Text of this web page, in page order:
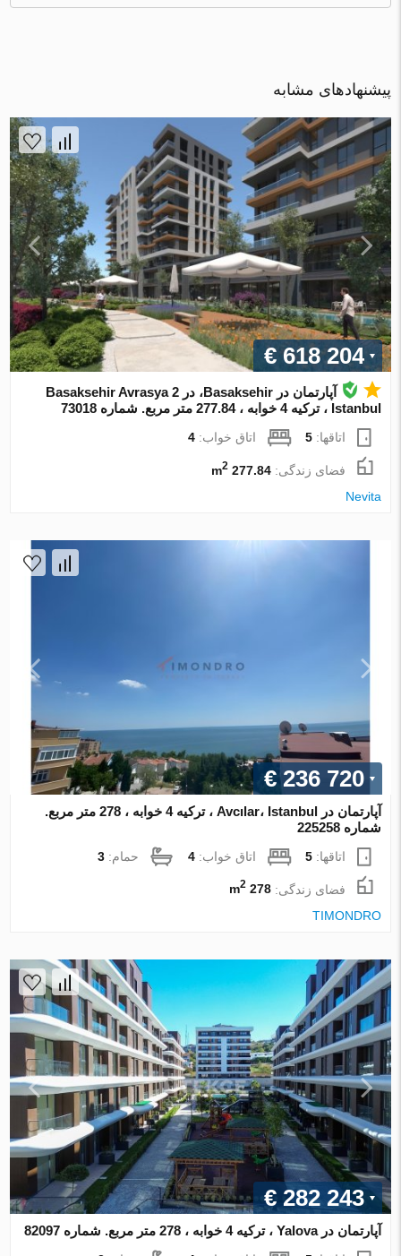
پیشنهادهای مشابه
€ 618 204
آپارتمان در Basaksehir، در Basaksehir Avrasya 2
Istanbul ، ترکیه 4 خوابه ، 277.84 متر مربع. شماره 73018
اتاقها:5 اتاق خواب:4
فضای زندگی:277.84 m
2
Nevita
€ 236 720
آپارتمان در Avcılar، Istanbul ، ترکیه 4 خوابه ، 278 متر مربع.
شماره 225258
اتاقها:5 اتاق خواب:4 حمام:3
فضای زندگی:278 m
2
TIMONDRO
€ 282 243
آپارتمان در Yalova ، ترکیه 4 خوابه ، 278 متر مربع. شماره 82097